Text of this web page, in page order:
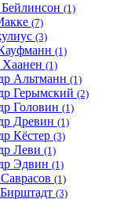
(1)
(7)
(3)
(1)
(1)
Альтманн (1)
Герымский (2)
Головин (1)
Древин (1)
Кёстер (3)
Леви (1)
Эдвин (1)
(1)
(3)